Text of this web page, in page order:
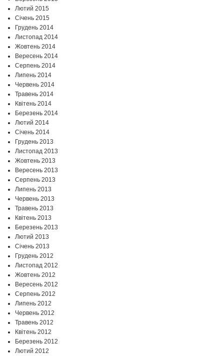
Лютий 2015
Січень 2015
Грудень 2014
Листопад 2014
Жовтень 2014
Вересень 2014
Серпень 2014
Липень 2014
Червень 2014
Травень 2014
Квітень 2014
Березень 2014
Лютий 2014
Січень 2014
Грудень 2013
Листопад 2013
Жовтень 2013
Вересень 2013
Серпень 2013
Липень 2013
Червень 2013
Травень 2013
Квітень 2013
Березень 2013
Лютий 2013
Січень 2013
Грудень 2012
Листопад 2012
Жовтень 2012
Вересень 2012
Серпень 2012
Липень 2012
Червень 2012
Травень 2012
Квітень 2012
Березень 2012
Лютий 2012